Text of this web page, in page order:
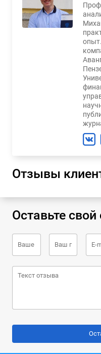
Отзывы
Оставьте